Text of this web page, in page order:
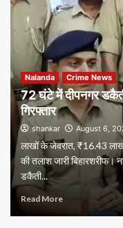
Nalanda Crime News
72 घंटे में दीपनगर
गिरफ्तार
shankar August 6,
लाखों के जेवरात, ₹16.43
की तलाश जारी बिहारशरीफ।
डकैती...
Read More